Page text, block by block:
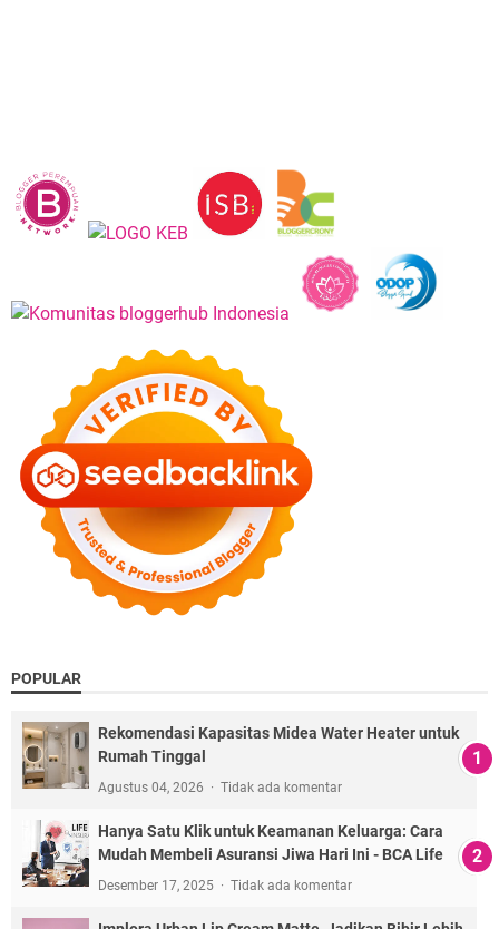
POPULAR
Rekomendasi Kapasitas Midea Water Heater untuk
Rumah Tinggal
Agustus 04, 2026 Tidak ada komentar
Hanya Satu Klik untuk Keamanan Keluarga: Cara
Mudah Membeli Asuransi Jiwa Hari Ini - BCA Life
Desember 17, 2025 Tidak ada komentar